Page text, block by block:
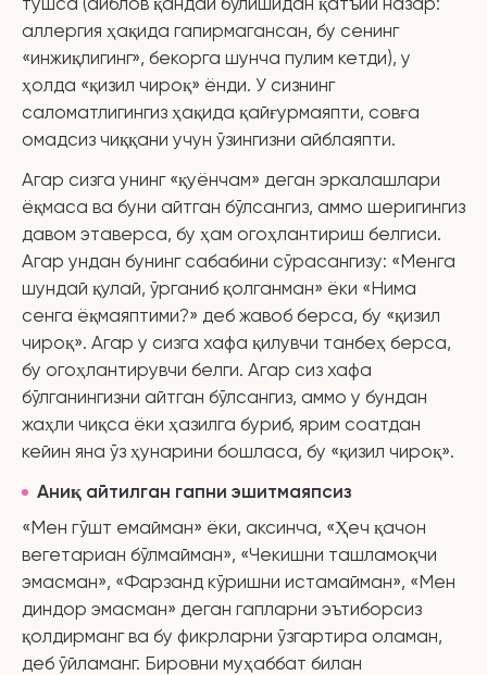
аллергия ҳақида гапирмагансан, бу сенинг
«инжиқлигинг», бекорга шунча пулим кетди), у
ҳолда «қизил чироқ» ёнди. У сизнинг
саломатлигингиз ҳақида қайғурмаяпти, совға
омадсиз чиққани учун ўзингизни айблаяпти.
Агар сизга унинг «қуёнчам» деган эркалашлари
ёқмаса ва буни айтган бўлсангиз, аммо шеригингиз
давом этаверса, бу ҳам огоҳлантириш белгиси.
Агар ундан бунинг сабабини сўрасангизу: «Менга
шундай қулай, ўрганиб қолганман» ёки «Нима
сенга ёқмаяптими?» деб жавоб берса, бу «қизил
чироқ». Агар у сизга хафа қилувчи танбеҳ берса,
бу огоҳлантирувчи белги. Агар сиз хафа
бўлганингизни айтган бўлсангиз, аммо у бундан
жаҳли чиқса ёки ҳазилга буриб, ярим соатдан
кейин яна ўз ҳунарини бошласа, бу «қизил чироқ».
Аниқ айтилган гапни эшитмаяпсиз
«Мен гўшт емайман» ёки, аксинча, «Ҳеч қачон
вегетариан бўлмайман», «Чекишни ташламоқчи
эмасман», «Фарзанд кўришни истамайман», «Мен
диндор эмасман» деган гапларни эътиборсиз
қолдирманг ва бу фикрларни ўзгартира оламан,
деб ўйламанг. Бировни муҳаббат билан